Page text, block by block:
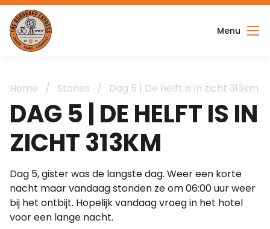
Menu
Verhalen
Home / Stories / Dag 5 | De helft is in zicht 313km
DAG 5 | DE HELFT IS IN
ZICHT 313KM
Dag 5, gister was de langste dag. Weer een korte
nacht maar vandaag stonden ze om 06:00 uur weer
bij het ontbijt. Hopelijk vandaag vroeg in het hotel
voor een lange nacht.